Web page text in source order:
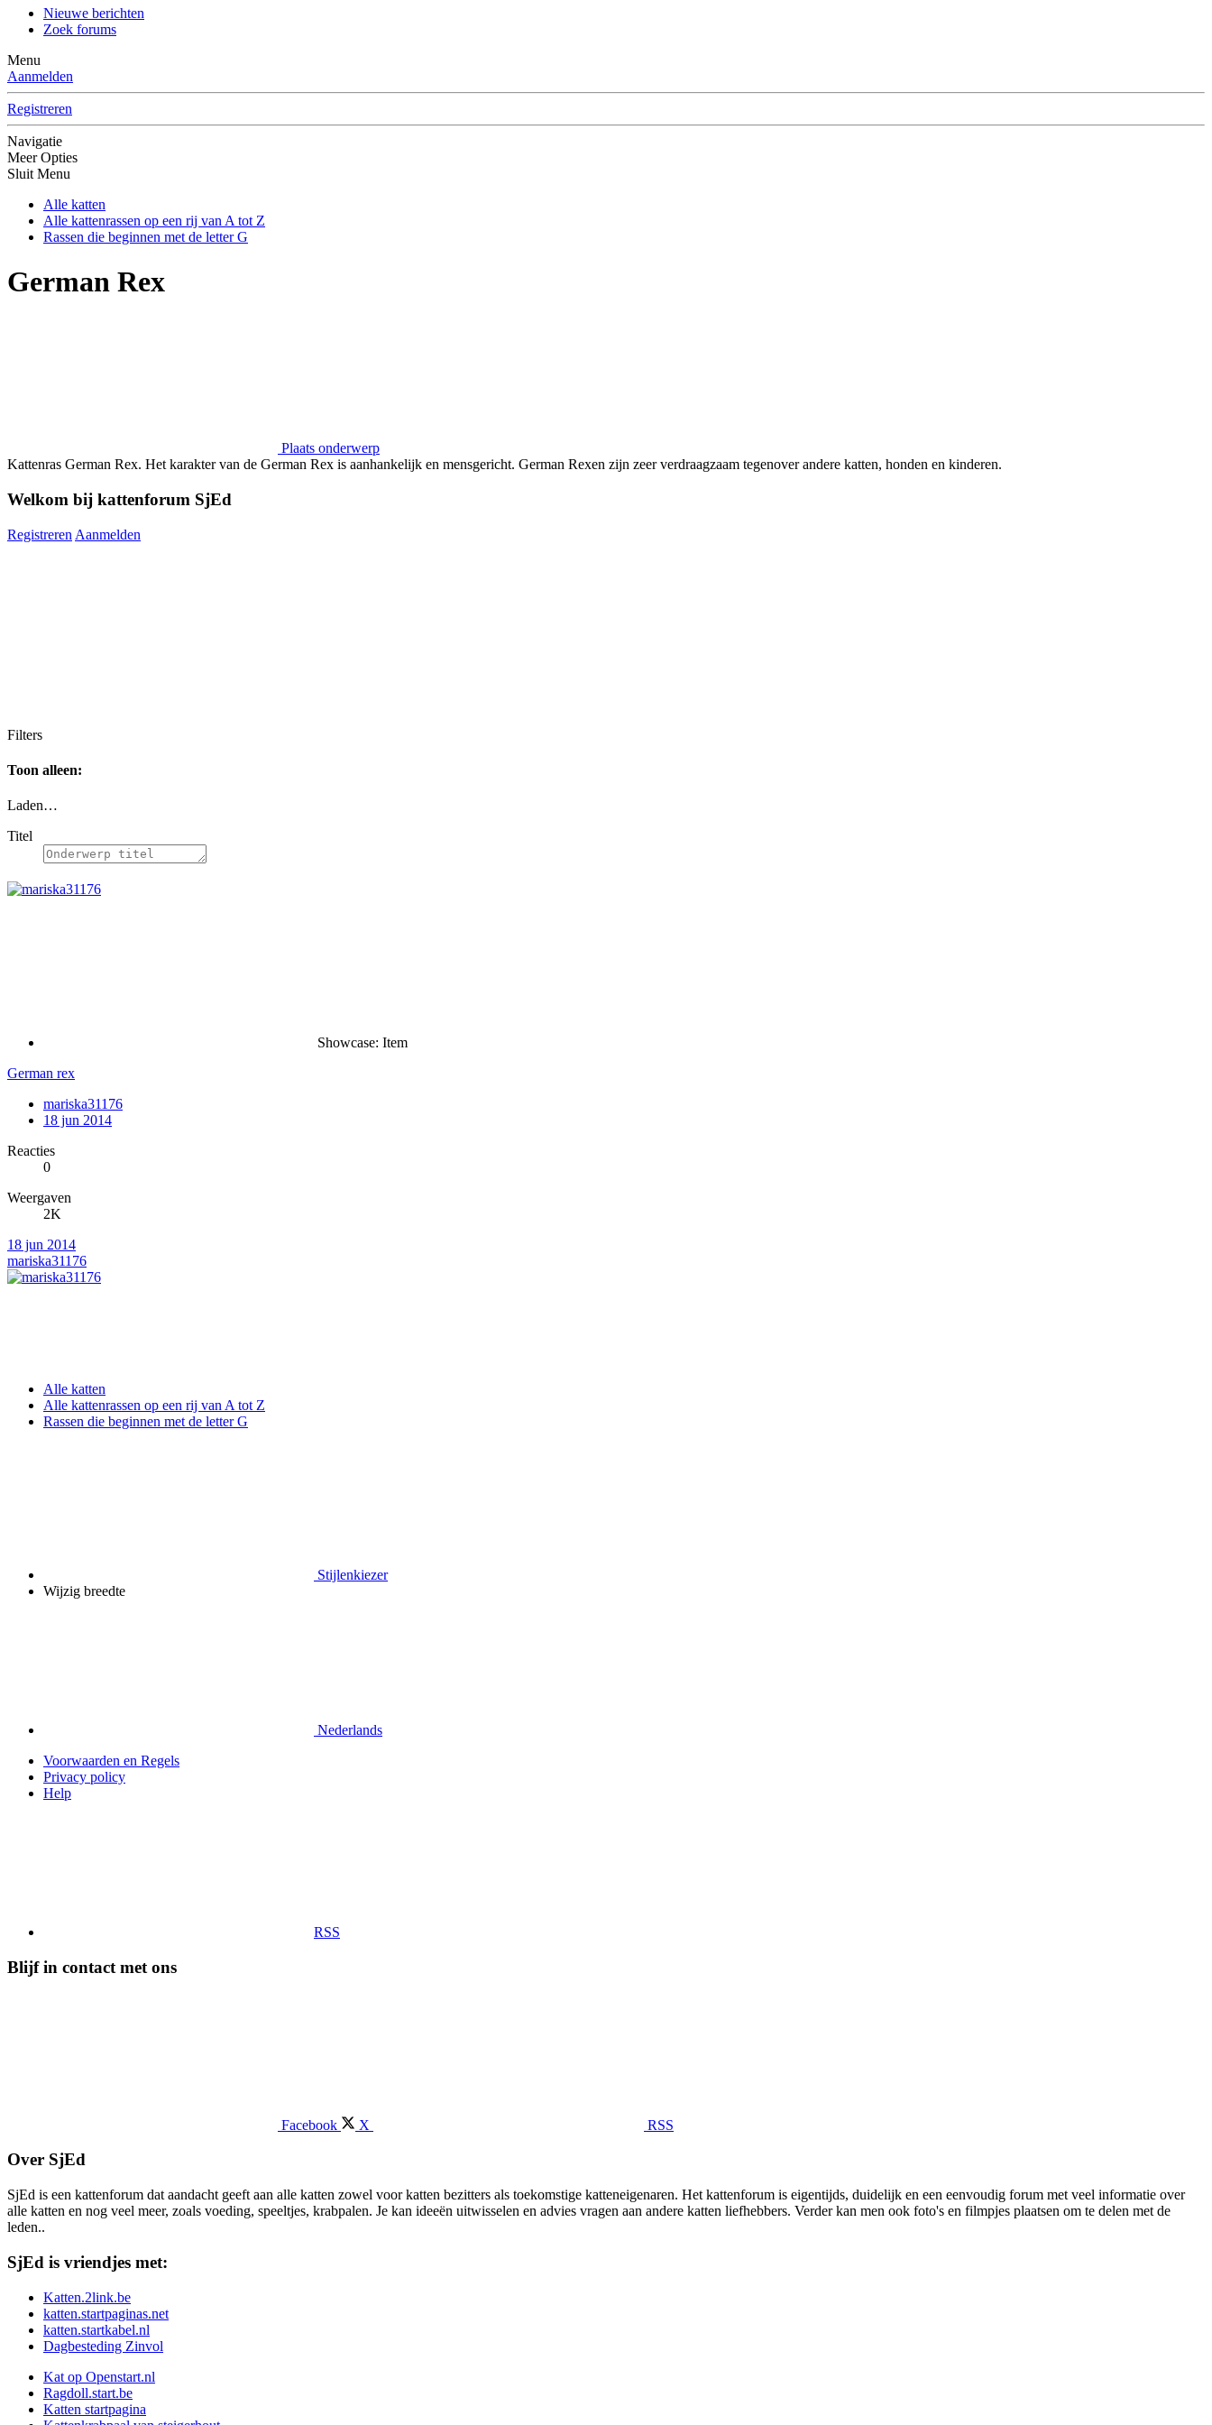
Nieuwe berichten
Zoek forums
Menu
Aanmelden
Registreren
Navigatie
Meer Opties
Sluit Menu
Alle katten
Alle kattenrassen op een rij van A tot Z
Rassen die beginnen met de letter G
German Rex
Plaats onderwerp
Kattenras German Rex. Het karakter van de German Rex is aanhankelijk en mensgericht. German Rexen zijn zeer verdraagzaam tegenover andere katten, honden en kinderen.
Welkom bij kattenforum SjEd
Registreren Aanmelden
Filters
Toon alleen:
Laden…
Titel
Showcase: Item
German rex
mariska31176
18 jun 2014
Reacties
0
Weergaven
2K
18 jun 2014
mariska31176
Alle katten
Alle kattenrassen op een rij van A tot Z
Rassen die beginnen met de letter G
Stijlenkiezer
Wijzig breedte
Nederlands
Voorwaarden en Regels
Privacy policy
Help
RSS
Blijf in contact met ons
Facebook X RSS
Over SjEd
SjEd is een kattenforum dat aandacht geeft aan alle katten zowel voor katten bezitters als toekomstige katteneigenaren. Het kattenforum is eigentijds, duidelijk en een eenvoudig forum met veel informatie over
alle katten en nog veel meer, zoals voeding, speeltjes, krabpalen. Je kan ideeën uitwisselen en advies vragen aan andere katten liefhebbers. Verder kan men ook foto's en filmpjes plaatsen om te delen met de
leden..
SjEd is vriendjes met:
Katten.2link.be
katten.startpaginas.net
katten.startkabel.nl
Dagbesteding Zinvol
Kat op Openstart.nl
Ragdoll.start.be
Katten startpagina